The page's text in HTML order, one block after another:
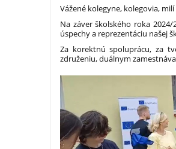
Vážené kolegyne, kolegovia, milí
Na záver školského roka
úspechy a reprezentáciu našej
Za korektnú spoluprácu, za
združeniu, duálnym